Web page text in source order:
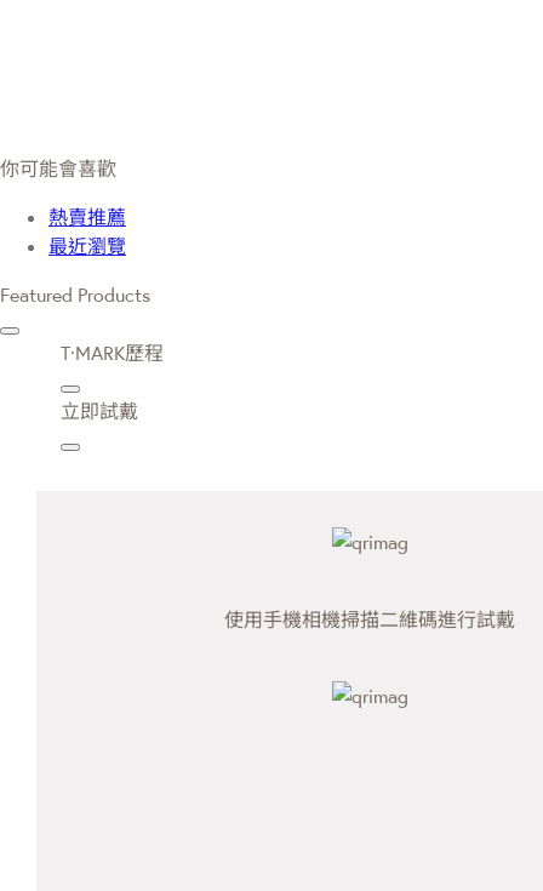
你可能會喜歡
熱賣推薦
最近瀏覽
Featured Products
T·MARK歷程
立即試戴
使用手機相機掃描二維碼進行試戴